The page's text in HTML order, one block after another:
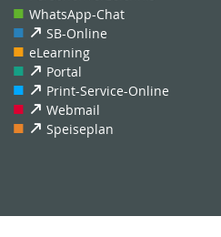
WhatsApp-Chat
SB-Online
eLearning
Portal
Print-Service-Online
Webmail
Speiseplan